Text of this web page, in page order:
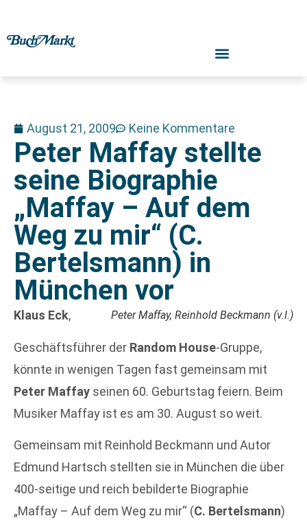
August 21, 2009 Keine Kommentare
Peter Maffay stellte
seine Biographie
„Maffay – Auf dem
Weg zu mir“ (C.
Bertelsmann) in
München vor
Peter Maffay, Reinhold Beckmann (v.l.)
Klaus Eck,
Geschäftsführer der Random House-Gruppe,
könnte in wenigen Tagen fast gemeinsam mit
Peter Maffay seinen 60. Geburtstag feiern. Beim
Musiker Maffay ist es am 30. August so weit.
Gemeinsam mit Reinhold Beckmann und Autor
Edmund Hartsch stellten sie in München die über
400-seitige und reich bebilderte Biographie
„Maffay – Auf dem Weg zu mir“ (C. Bertelsmann)